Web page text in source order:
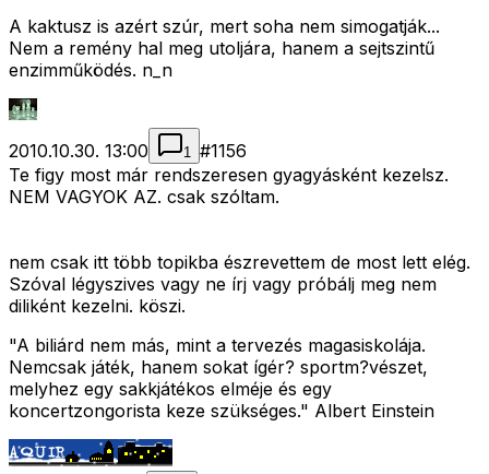
A kaktusz is azért szúr, mert soha nem simogatják...
Nem a remény hal meg utoljára, hanem a sejtszintű
enzimműködés. n_n
2010.10.30. 13:00 1 #1156
Te figy most már rendszeresen gyagyásként kezelsz.
NEM VAGYOK AZ. csak szóltam.
nem csak itt több topikba észrevettem de most lett elég.
Szóval légyszives vagy ne írj vagy próbálj meg nem
diliként kezelni. köszi.
"A biliárd nem más, mint a tervezés magasiskolája.
Nemcsak játék, hanem sokat ígér? sportm?vészet,
melyhez egy sakkjátékos elméje és egy
koncertzongorista keze szükséges." Albert Einstein